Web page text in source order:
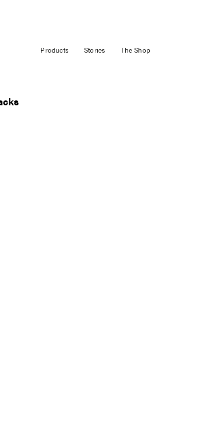
Products Stories The Shop